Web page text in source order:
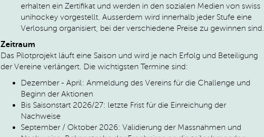
erhalten ein Zertifikat und werden in den sozialen Medien von swiss
unihockey vorgestellt. Ausserdem wird innerhalb jeder Stufe eine
Verlosung organisiert, bei der verschiedene Preise zu gewinnen sind.
Zeitraum
Das Pilotprojekt läuft eine Saison und wird je nach Erfolg und Beteiligung
der Vereine verlängert. Die wichtigsten Termine sind:
Dezember - April: Anmeldung des Vereins für die Challenge und
Beginn der Aktionen
Bis Saisonstart 2026/27: letzte Frist für die Einreichung der
Nachweise
September / Oktober 2026: Validierung der Massnahmen und